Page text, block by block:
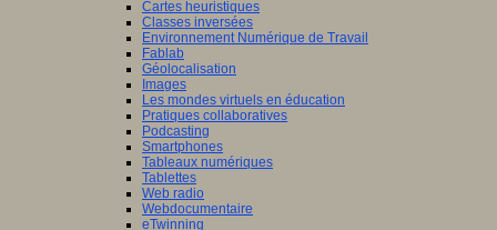
Cartes heuristiques
Classes inversées
Environnement Numérique de Travail
Fablab
Géolocalisation
Images
Les mondes virtuels en éducation
Pratiques collaboratives
Podcasting
Smartphones
Tableaux numériques
Tablettes
Web radio
Webdocumentaire
eTwinning